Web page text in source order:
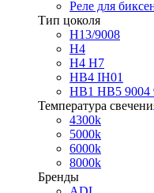
Реле для
Тип цоколя
H13/9008
H4
H4 H7
HB4 IH01
HB1 HB5 9004
Температура
4300k
5000k
6000k
8000k
Бренды